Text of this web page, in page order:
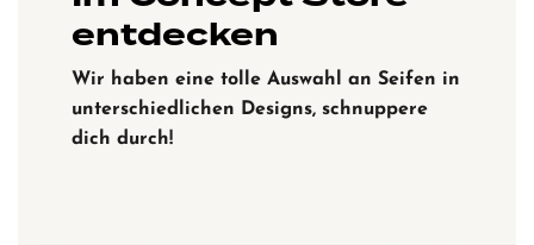
entdecken
Wir haben eine tolle Auswahl an Seifen in
unterschiedlichen Designs, schnuppere
dich durch!